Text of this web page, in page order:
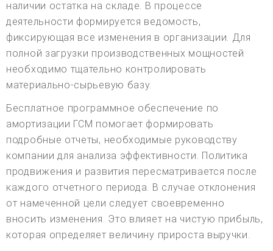
наличии остатка на складе. В процессе
деятельности формируется ведомость,
фиксирующая все изменения в организации. Для
полной загрузки производственных мощностей
необходимо тщательно контролировать
материально-сырьевую базу.
Бесплатное программное обеспечение по
амортизации ГСМ помогает формировать
подробные отчеты, необходимые руководству
компании для анализа эффективности. Политика
продвижения и развития пересматривается после
каждого отчетного периода. В случае отклонения
от намеченной цели следует своевременно
вносить изменения. Это влияет на чистую прибыль,
которая определяет величину прироста выручки.